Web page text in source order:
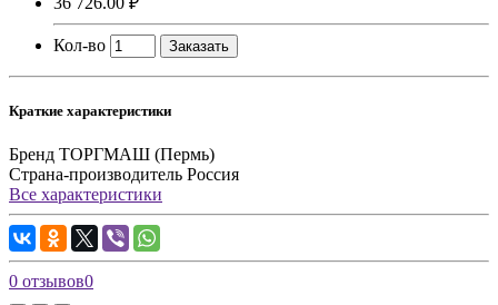
Кол-во Заказать
Краткие характеристики
Бренд ТОРГМАШ (Пермь)
Страна-производитель Россия
Все характеристики
0 отзывов0